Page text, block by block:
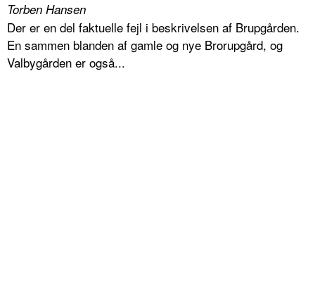
Torben Hansen
Der er en del faktuelle fejl i beskrivelsen af Brupgården.
En sammen blanden af gamle og nye Brorupgård, og
Valbygården er også...